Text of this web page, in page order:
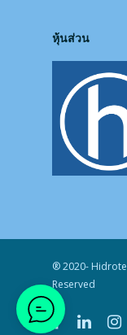
หุ้นส่วน
® 2020-
Reserved